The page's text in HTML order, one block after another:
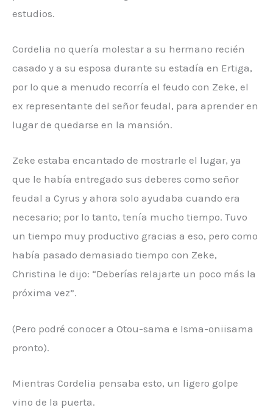
estudios.
Cordelia no quería molestar a su hermano recién
casado y a su esposa durante su estadía en Ertiga,
por lo que a menudo recorría el feudo con Zeke, el
ex representante del señor feudal, para aprender en
lugar de quedarse en la mansión.
Zeke estaba encantado de mostrarle el lugar, ya
que le había entregado sus deberes como señor
feudal a Cyrus y ahora solo ayudaba cuando era
necesario; por lo tanto, tenía mucho tiempo. Tuvo
un tiempo muy productivo gracias a eso, pero como
había pasado demasiado tiempo con Zeke,
Christina le dijo: “Deberías relajarte un poco más la
próxima vez”.
(Pero podré conocer a Otou-sama e Isma-oniisama
pronto).
Mientras Cordelia pensaba esto, un ligero golpe
vino de la puerta.